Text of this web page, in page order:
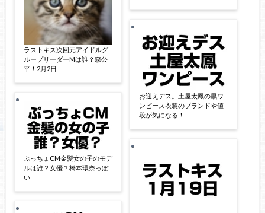
ラストキス次回元アイドルグ
ループリーダーMは誰？森公
平！2月2日
ぷっちょCM金髪女の子のモデ
ルは誰？女優？橋本環奈っぽ
い
お迎えデス。土屋太鳳の黒ワ
ンピース衣装のブランドや値
段が気になる！